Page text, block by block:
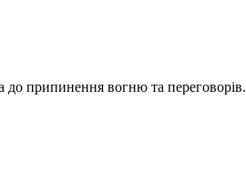
припинення вогню та переговорів.